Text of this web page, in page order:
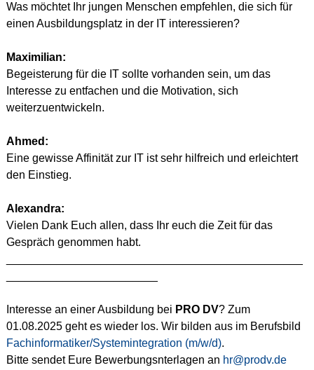
Was möchtet Ihr jungen Menschen empfehlen, die sich für
einen Ausbildungsplatz in der IT interessieren?
Maximilian:
Begeisterung für die IT sollte vorhanden sein, um das
Interesse zu entfachen und die Motivation, sich
weiterzuentwickeln.
Ahmed:
Eine gewisse Affinität zur IT ist sehr hilfreich und erleichtert
den Einstieg.
Alexandra:
Vielen Dank Euch allen, dass Ihr euch die Zeit für das
Gespräch genommen habt.
Interesse an einer Ausbildung bei PRO DV? Zum
01.08.2025 geht es wieder los. Wir bilden aus im Berufsbild
Fachinformatiker/Systemintegration (m/w/d).
Bitte sendet Eure Bewerbungsnterlagen an hr@prodv.de